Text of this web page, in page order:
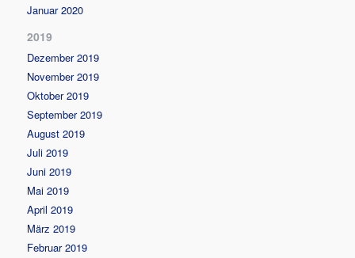
Januar 2020
2019
Dezember 2019
November 2019
Oktober 2019
September 2019
August 2019
Juli 2019
Juni 2019
Mai 2019
April 2019
März 2019
Februar 2019